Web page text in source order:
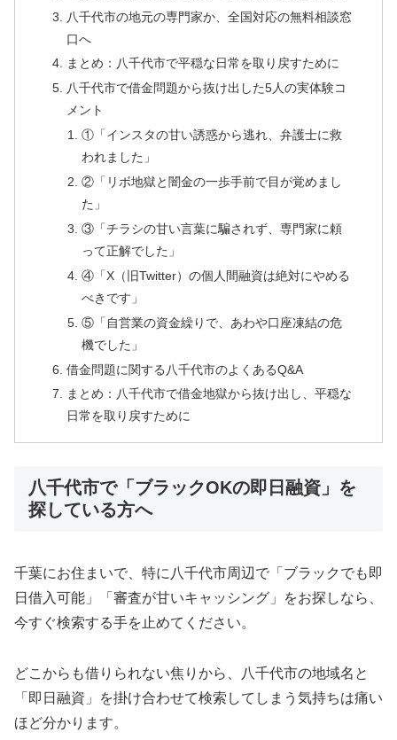
八千代市の地元の専門家か、全国対応の無料相談窓
口へ
まとめ：八千代市で平穏な日常を取り戻すために
八千代市で借金問題から抜け出した5人の実体験コ
メント
①「インスタの甘い誘惑から逃れ、弁護士に救
われました」
②「リボ地獄と闇金の一歩手前で目が覚めまし
た」
③「チラシの甘い言葉に騙されず、専門家に頼
って正解でした」
④「X（旧Twitter）の個人間融資は絶対にやめる
べきです」
⑤「自営業の資金繰りで、あわや口座凍結の危
機でした」
借金問題に関する八千代市のよくあるQ&A
まとめ：八千代市で借金地獄から抜け出し、平穏な
日常を取り戻すために
八千代市で「ブラックOKの即日融資」を
探している方へ
千葉にお住まいで、特に八千代市周辺で「ブラックでも即
日借入可能」「審査が甘いキャッシング」をお探しなら、
今すぐ検索する手を止めてください。
どこからも借りられない焦りから、八千代市の地域名と
「即日融資」を掛け合わせて検索してしまう気持ちは痛い
ほど分かります。